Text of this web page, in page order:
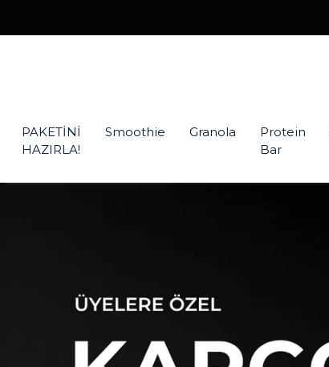
PAKETİNİ
HAZIRLA!
Smoothie Granola
Protein
Bar